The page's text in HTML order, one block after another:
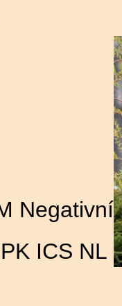
Negativní
ICS NL